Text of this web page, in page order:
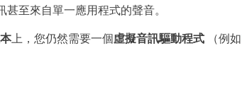
甚至來自單一應用程式的聲音。
上，您仍然需要一個虛擬音訊驅動程式 （例如